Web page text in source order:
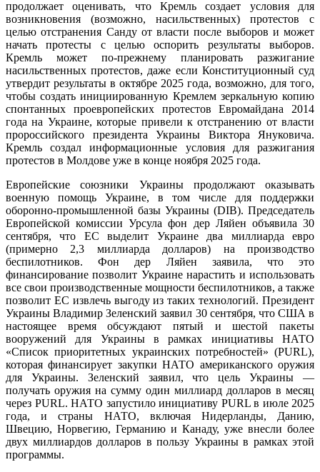
продолжает оценивать, что Кремль создает условия для
возникновения (возможно, насильственных) протестов с
целью отстранения Санду от власти после выборов и может
начать протесты с целью оспорить результаты выборов.
Кремль может по-прежнему планировать разжигание
насильственных протестов, даже если Конституционный суд
утвердит результаты в октябре 2025 года, возможно, для того,
чтобы создать инициированную Кремлем зеркальную копию
спонтанных проевропейских протестов Евромайдана 2014
года на Украине, которые привели к отстранению от власти
пророссийского президента Украины Виктора Януковича.
Кремль создал информационные условия для разжигания
протестов в Молдове уже в конце ноября 2025 года.
Европейские союзники Украины продолжают оказывать
военную помощь Украине, в том числе для поддержки
оборонно-промышленной базы Украины (DIB). Председатель
Европейской комиссии Урсула фон дер Ляйен объявила 30
сентября, что ЕС выделит Украине два миллиарда евро
(примерно 2,3 миллиарда долларов) на производство
беспилотников. Фон дер Ляйен заявила, что это
финансирование позволит Украине нарастить и использовать
все свои производственные мощности беспилотников, а также
позволит ЕС извлечь выгоду из таких технологий. Президент
Украины Владимир Зеленский заявил 30 сентября, что США в
настоящее время обсуждают пятый и шестой пакеты
вооружений для Украины в рамках инициативы НАТО
«Список приоритетных украинских потребностей» (PURL),
которая финансирует закупки НАТО американского оружия
для Украины. Зеленский заявил, что цель Украины —
получать оружия на сумму один миллиард долларов в месяц
через PURL. НАТО запустило инициативу PURL в июле 2025
года, и страны НАТО, включая Нидерланды, Данию,
Швецию, Норвегию, Германию и Канаду, уже внесли более
двух миллиардов долларов в пользу Украины в рамках этой
программы.